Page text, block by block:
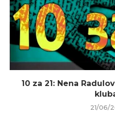
10 za 21: Nena
21/06/